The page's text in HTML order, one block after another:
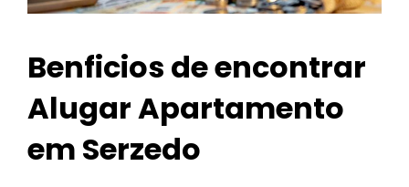
Benficios de encontrar
Alugar Apartamento
em Serzedo